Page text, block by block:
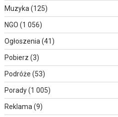
Muzyka (125)
NGO (1 056)
Ogłoszenia (41)
Pobierz (3)
Podróże (53)
Porady(1 005)
Reklama (9)